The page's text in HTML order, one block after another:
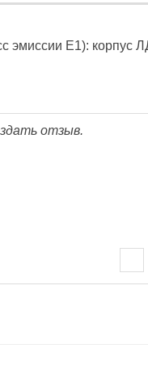
эмиссии Е1):
отзыв.